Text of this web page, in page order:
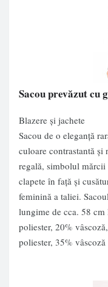
Sacou prevăzut cu
Blazere și jachete
Sacou de o eleganţă
culoare contrastantă
regală, simbolul
clapete în faţă şi
feminină a taliei.
lungime de cca. 58
poliester, 20%
poliester, 35% vâscoză